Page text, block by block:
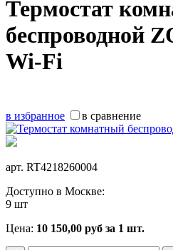
Термостат
беспроводной
Wi-Fi
в избранное в сравнение
арт. RT4218260004
Доступно в Москве:
9 шт
Цена: 10 150,00 руб за 1 шт.